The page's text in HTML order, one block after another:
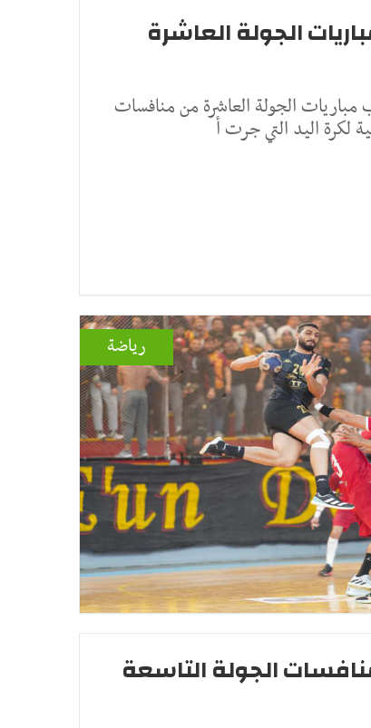
الجولة العاشرة
مباريات الجولة العاشرة من منافسات
لكرة اليد التي جرت أ
رياضة
الجولة التاسعة